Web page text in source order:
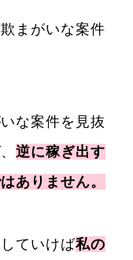
まがいな案件
な案件を見抜
逆に稼ぎ出す
ありません。
ていけば私の